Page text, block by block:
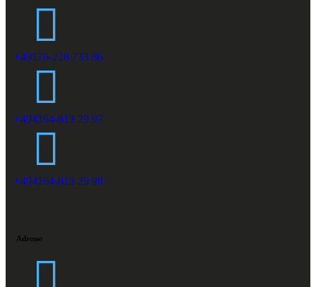
+49176-228 733 86
+494164-813 29 97
+494164-813 29 98
Adresse